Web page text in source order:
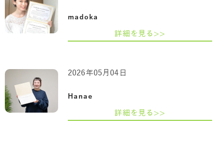
madoka
詳細を見る>>
Hanae
2026年05月04日
詳細を見る>>